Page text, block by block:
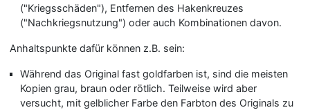
("Kriegsschäden"), Entfernen des Hakenkreuzes
("Nachkriegsnutzung") oder auch Kombinationen davon.
Anhaltspunkte dafür können z.B. sein:
Während das Original fast goldfarben ist, sind die meisten
Kopien grau, braun oder rötlich. Teilweise wird aber
versucht, mit gelblicher Farbe den Farbton des Originals zu